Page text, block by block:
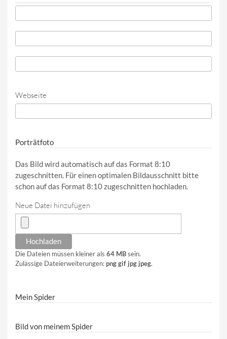
Webseite
Porträtfoto
Das Bild wird automatisch auf das Format 8:10
zugeschnitten. Für einen optimalen Bildausschnitt bitte
schon auf das Format 8:10 zugeschnitten hochladen.
Neue Datei hinzufügen
Die Dateien müssen kleiner als 64 MBsein.
Zulässige Dateierweiterungen:png gif jpg jpeg.
Mein Spider
Bild von meinem Spider